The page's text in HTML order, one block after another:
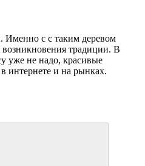
Именно с с таким деревом
возникновения традиции. В
уже не надо, красивые
интернете и на рынках.